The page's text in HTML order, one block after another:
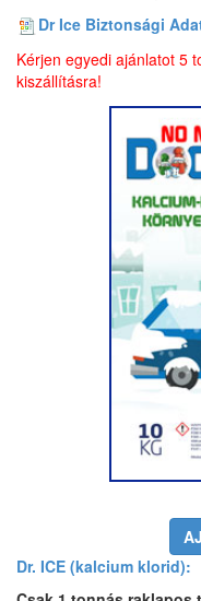
Dr Ice Biztonsági
Kérjen egyedi ajánlatot 5
kiszállításra!
Dr. ICE (kalcium klorid):